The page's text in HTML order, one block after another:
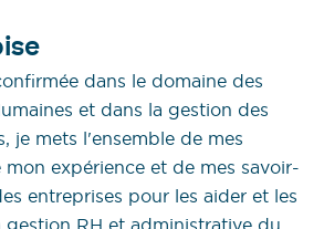
dans le domaine des
et dans la gestion des
je mets l'ensemble de mes
expérience et de mes savoir-
entreprises pour les aider et les